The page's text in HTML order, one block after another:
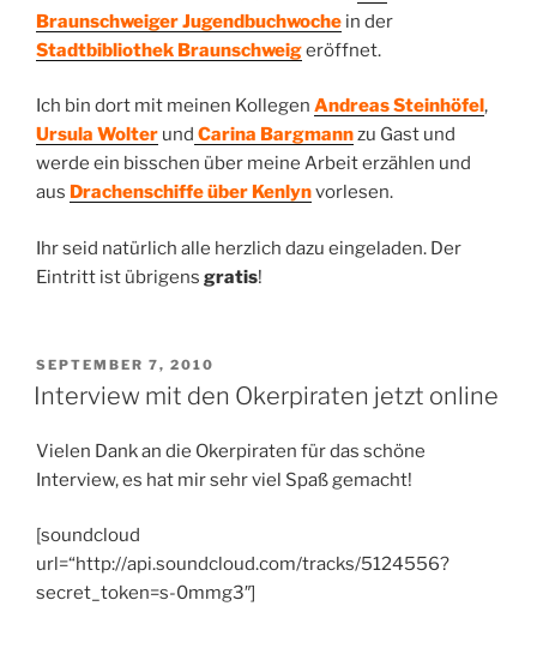
Braunschweiger Jugendbuchwoche in der
Stadtbibliothek Braunschweigeröffnet.
Ich bin dort mit meinen Kollegen Andreas Steinhöfel,
Ursula Wolter und Carina Bargmannzu Gast und
werde ein bisschen über meine Arbeit erzählen und
aus Drachenschiffe über Kenlynvorlesen.
Ihr seid natürlich alle herzlich dazu eingeladen. Der
Eintritt ist übrigens gratis!
VERÖFFENTLICHT
AM
SEPTEMBER 7, 2010
Interview mit den Okerpiraten jetzt online
Vielen Dank an die Okerpiraten für das schöne
Interview, es hat mir sehr viel Spaß gemacht!
[soundcloud
url=“http://api.soundcloud.com/tracks/5124556?
secret_token=s-0mmg3″]